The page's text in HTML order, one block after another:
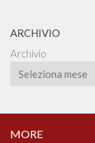
ARCHIVIO
Archivio
MORE